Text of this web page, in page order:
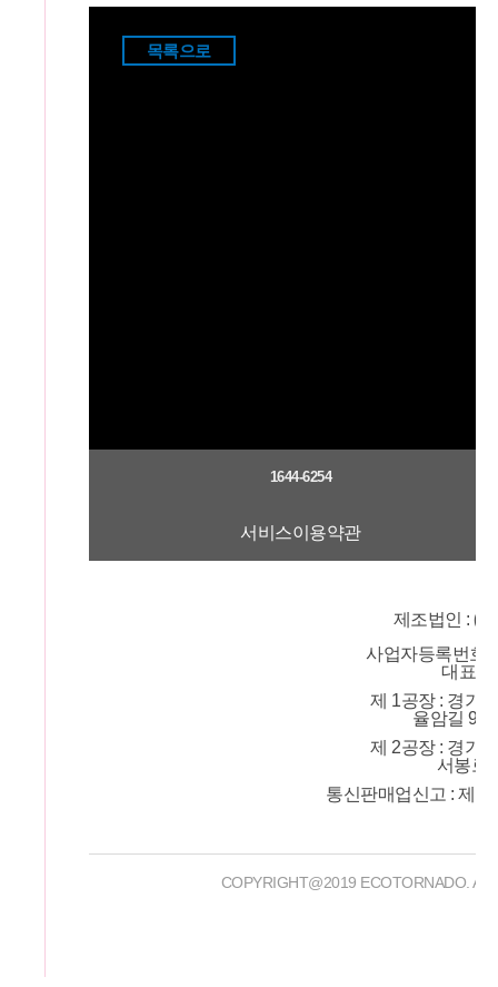
목록으로
1644-6254
서비스이용약관
제조법인 :(
사업자등록번호
대표 :
제 1공장 : 경기
율암길 95
제 2공장 : 경기
서봉로
통신판매업신고 : 제
COPYRIGHT@2019 ECOTORNADO.